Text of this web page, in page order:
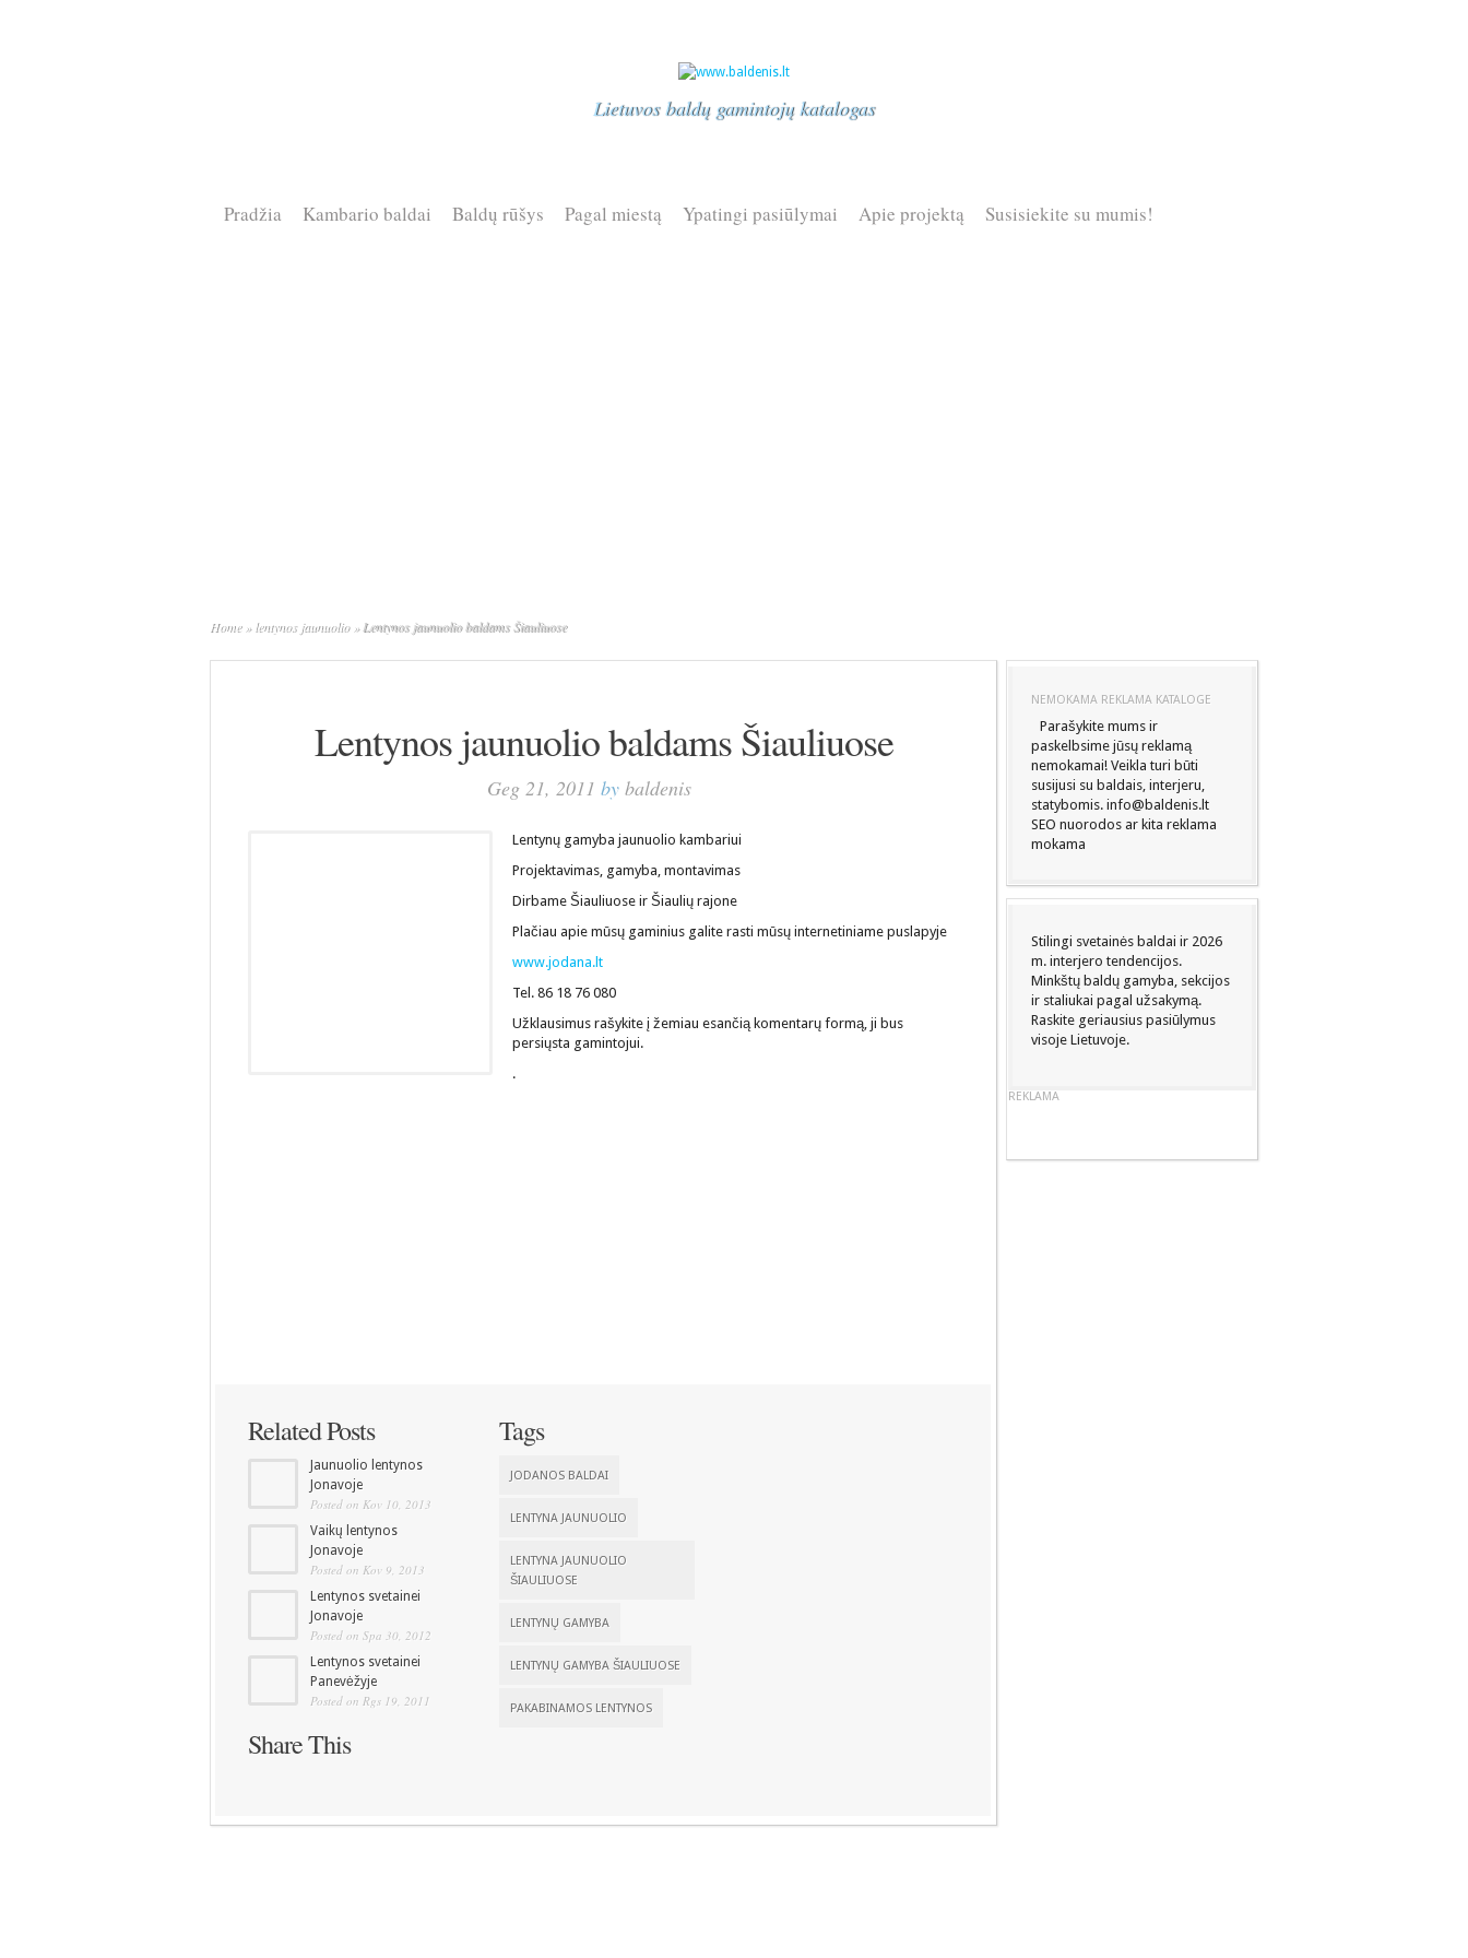
Lietuvos baldų gamintojų katalogas
Pradžia Kambario baldai Baldų rūšys Pagal miestą Ypatingi pasiūlymai Apie projektą Susisiekite su mumis!
Home » lentynos jaunuolio »Lentynos jaunuolio baldams Šiauliuose
Lentynos jaunuolio baldams Šiauliuose
Geg 21, 2011 by baldenis
Lentynų gamyba jaunuolio kambariui
Projektavimas, gamyba, montavimas
Dirbame Šiauliuose ir Šiaulių rajone
Plačiau apie mūsų gaminius galite rasti mūsų internetiniame puslapyje
www.jodana.lt
Tel. 86 18 76 080
Užklausimus rašykite į žemiau esančią komentarų formą, ji bus
persiųsta gamintojui.
.
Related Posts
Jaunuolio lentynos
Jonavoje
Posted on Kov 10, 2013
Vaikų lentynos
Jonavoje
Posted on Kov 9, 2013
Lentynos svetainei
Jonavoje
Posted on Spa 30, 2012
Lentynos svetainei
Panevėžyje
Posted on Rgs 19, 2011
Tags
JODANOS BALDAI
LENTYNA JAUNUOLIO
LENTYNA JAUNUOLIO
ŠIAULIUOSE
LENTYNŲ GAMYBA
LENTYNŲ GAMYBA ŠIAULIUOSE
PAKABINAMOS LENTYNOS
Share This
NEMOKAMA REKLAMA KATALOGE
Parašykite mums ir
paskelbsime jūsų reklamą
nemokamai! Veikla turi būti
susijusi su baldais, interjeru,
statybomis. info@baldenis.lt
SEO nuorodos ar kita reklama
mokama
Stilingi svetainės baldai ir 2026
m. interjero tendencijos.
Minkštų baldų gamyba, sekcijos
ir staliukai pagal užsakymą.
Raskite geriausius pasiūlymus
visoje Lietuvoje.
REKLAMA